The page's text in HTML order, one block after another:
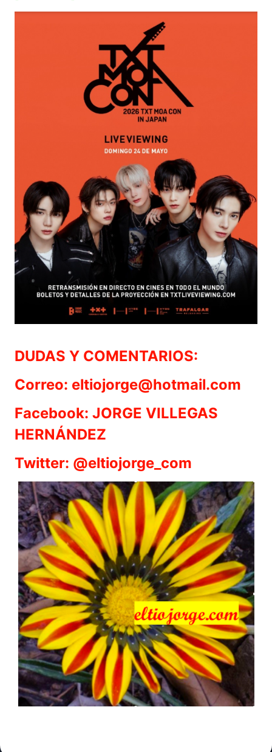
DUDAS Y COMENTARIOS:
Correo: eltiojorge@hotmail.com
Facebook: JORGE VILLEGAS
HERNÁNDEZ
Twitter: @eltiojorge_com